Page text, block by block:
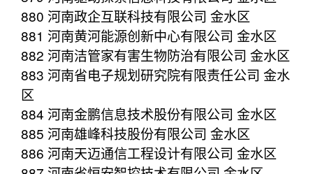
880 河南政企互联科技有限公司 金水区
881 河南黄河能源创新中心有限公司 金水区
882 河南洁管家有害生物防治有限公司 金水区
883 河南省电子规划研究院有限责任公司 金水
区
884 河南金鹏信息技术股份有限公司 金水区
885 河南雄峰科技股份有限公司 金水区
886 河南天迈通信工程设计有限公司 金水区